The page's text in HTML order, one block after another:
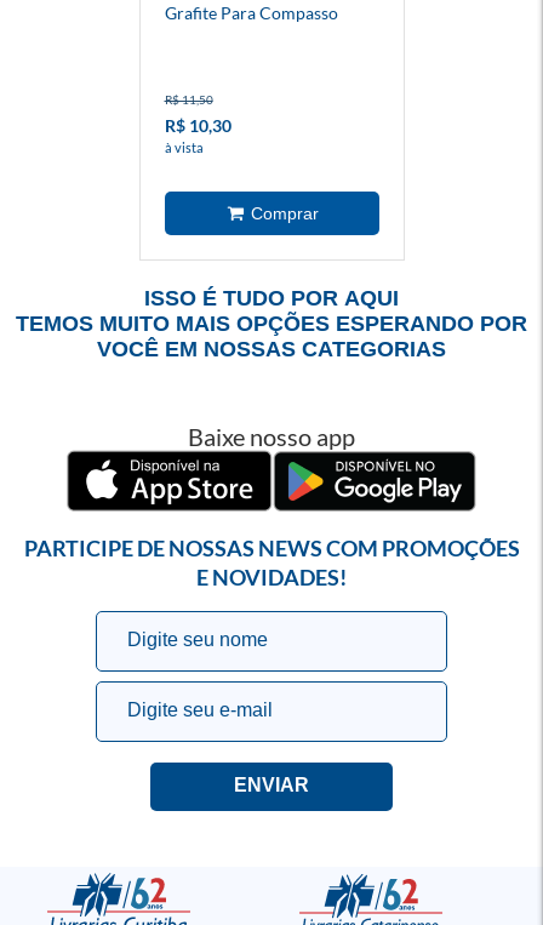
Grafite Para Compasso
R$ 11,50
R$ 10,30
à vista
ISSO É TUDO POR AQUI
TEMOS MUITO MAIS OPÇÕES ESPERANDO POR
VOCÊ EM NOSSAS CATEGORIAS
Baixe nosso app
PARTICIPE DE NOSSAS NEWS COM PROMOÇÕES
E NOVIDADES!